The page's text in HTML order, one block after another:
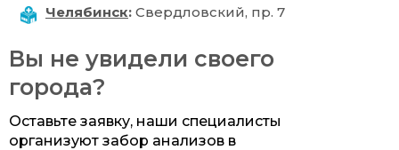
Вы не увидели своего
города?
Оставьте заявку, наши специалисты
организуют забор анализов в
Челябинск: Свердловский, пр. 7